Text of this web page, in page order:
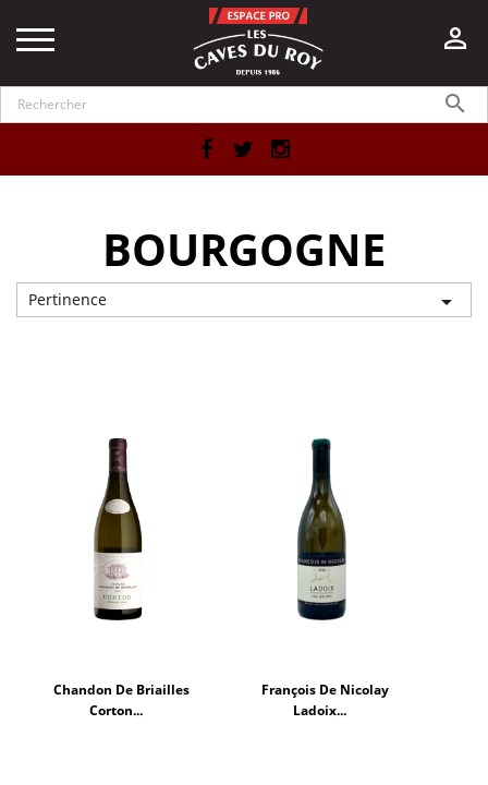


Facebook
BOURGOGNE
Pertinence 
Chandon De Briailles
Corton...
François De Nicolay
Ladoix...